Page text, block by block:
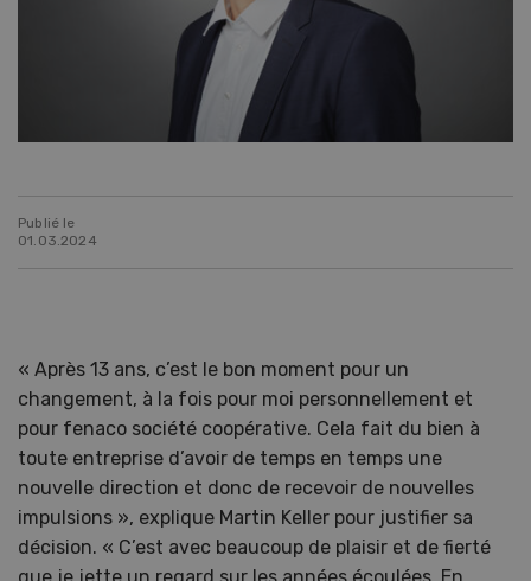
Publié le
01.03.2024
« Après 13 ans, c’est le bon moment pour un
changement, à la fois pour moi personnellement et
pour fenaco société coopérative. Cela fait du bien à
toute entreprise d’avoir de temps en temps une
nouvelle direction et donc de recevoir de nouvelles
impulsions », explique Martin Keller pour justifier sa
décision. « C’est avec beaucoup de plaisir et de fierté
que je jette un regard sur les années écoulées. En